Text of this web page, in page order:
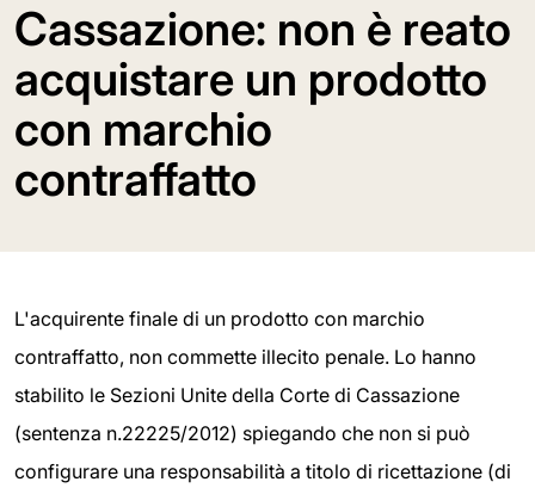
Cassazione: non è reato
acquistare un prodotto
con marchio
contraffatto
L'acquirente finale di un prodotto con marchio
contraffatto, non commette illecito penale. Lo hanno
stabilito le Sezioni Unite della Corte di Cassazione
(sentenza n.22225/2012) spiegando che non si può
configurare una responsabilità a titolo di ricettazione (di